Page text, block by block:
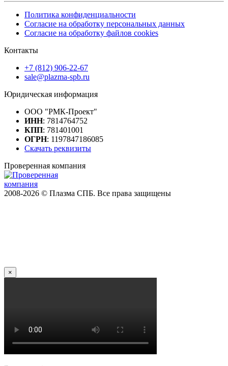
Политика конфиденциальности
Согласие на обработку персональных данных
Согласие на обработку файлов cookies
Контакты
+7 (812) 906-22-67
sale@plazma-spb.ru
Юридическая информация
ООО "РМК-Проект"
ИНН: 7814764752
КПП: 781401001
ОГРН: 1197847186085
Скачать реквизиты
Проверенная компания
2008-2026 © Плазма СПБ. Все права защищены
×